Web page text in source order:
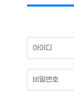
아이디 필수
비밀번호 필수